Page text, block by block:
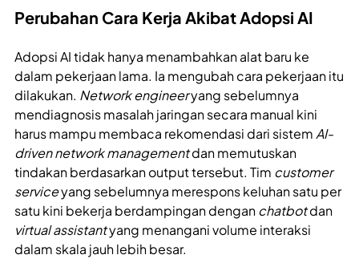
Perubahan Cara Kerja Akibat Adopsi AI
Adopsi AI tidak hanya menambahkan alat baru ke
dalam pekerjaan lama. Ia mengubah cara pekerjaan itu
dilakukan. Network engineeryang sebelumnya
mendiagnosis masalah jaringan secara manual kini
harus mampu membaca rekomendasi dari sistemAI-
driven network managementdan memutuskan
tindakan berdasarkan output tersebut. Tim customer
serviceyang sebelumnya merespons keluhan satu per
satu kini bekerja berdampingan denganchatbotdan
virtual assistantyang menangani volume interaksi
dalam skala jauh lebih besar.